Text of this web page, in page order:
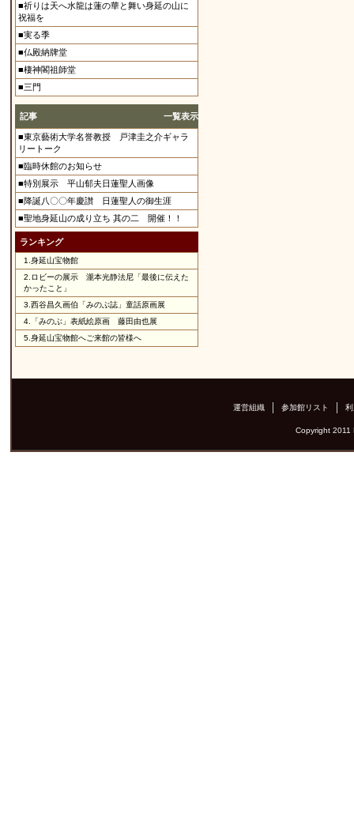
■祈りは天へ水龍は蓮の華と舞い身延の山に
祝福を
■実る季
■仏殿納牌堂
■棲神閣祖師堂
■三門
記事 一覧表示
■東京藝術大学名誉教授 戸津圭之介ギャラ
リートーク
■臨時休館のお知らせ
■特別展示 平山郁夫日蓮聖人画像
■降誕八〇〇年慶讃 日蓮聖人の御生涯
■聖地身延山の成り立ち 其の二 開催！！
ランキング
1. 身延山宝物館
2. ロビーの展示 瀧本光静法尼「最後に伝えた
かったこと」
3. 西谷昌久画伯「みのぶ誌」童話原画展
4.
「みのぶ」表紙絵原画 藤田由也展
5. 身延山宝物館へご来館の皆様へ
運営組織 参加館リスト
Copyright 2011